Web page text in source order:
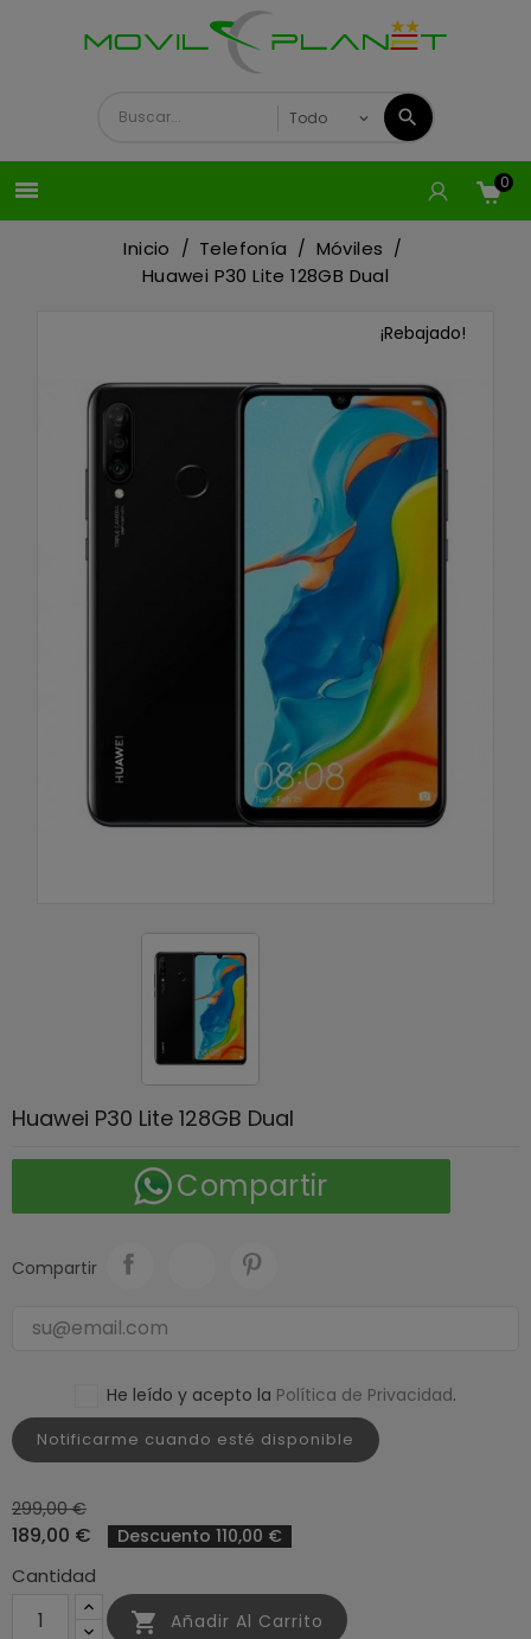
 0
Inicio Telefonía
Móviles
Huawei P30 Lite 128GB Dual
¡Rebajado!
Huawei P30 Lite 128GB Dual
Compartir
Compartir
He leído y acepto la Política de Privacidad.
Notificarme cuando esté disponible
299,00 €
189,00 € Descuento 110,00 €
Cantidad
 Añadir Al Carrito